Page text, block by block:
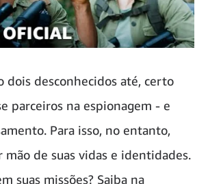
dois desconhecidos até, certo
parceiros na espionagem - e
Para isso, no entanto,
mão de suas vidas e identidades.
suas missões? Saiba na